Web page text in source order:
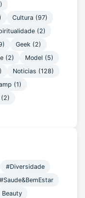
Cultura (97)
(2)
Geek (2)
(2) Model (5)
Noticias (128)
(1)
(2)
#Diversidade
#Saude&BemEstar
Beauty